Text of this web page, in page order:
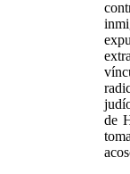
de